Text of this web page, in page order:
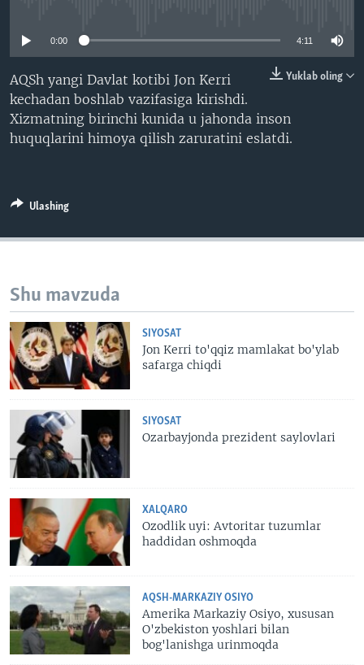
XABARLAR SURATLARDA
TELEGRAM
TWITTER
SOUNDCLOUD
VOA
0:00 4:11
Yuklab oling
AQSh yangi Davlat kotibi Jon Kerri
kechadan boshlab vazifasiga kirishdi.
Xizmatning birinchi kunida u jahonda inson
huquqlarini himoya qilish zaruratini eslatdi.
Ulashing
Shu mavzuda
SIYOSAT
Jon Kerri to'qqiz mamlakat bo'ylab
safarga chiqdi
SIYOSAT
Ozarbayjonda prezident saylovlari
XALQARO
Ozodlik uyi: Avtoritar tuzumlar
haddidan oshmoqda
AQSH-MARKAZIY OSIYO
Amerika Markaziy Osiyo, xususan
O'zbekiston yoshlari bilan
bog'lanishga urinmoqda